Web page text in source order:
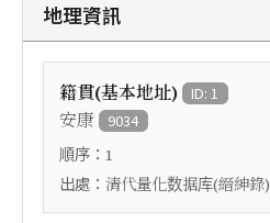
地理資訊
籍貫(基本地址) ID: 1
安康 9034
順序： 1
出處： 清代量化数据库(縉紳錄)